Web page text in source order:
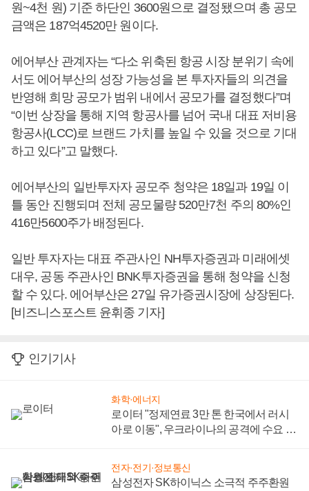
원~4천 원) 기준 하단인 3600원으로 결정됐으며 총 공모
금액은 187억4520만 원이다.
에어부산 관계자는 “다소 위축된 항공 시장 분위기 속에
서도 에어부산의 성장 가능성을 본 투자자들의 의견을
반영해 희망 공모가 범위 내에서 공모가를 결정했다”며
“이번 상장을 통해 지역 항공사를 넘어 국내 대표 저비용
항공사(LCC)로 브랜드 가치를 높일 수 있을 것으로 기대
하고 있다”고 말했다.
에어부산의 일반투자자 공모주 청약은 18일과 19일 이
틀 동안 진행되며 전체 공모물량 520만7천 주의 80%인
416만5600주가 배정된다.
일반 투자자는 대표 주관사인 NH투자증권과 미래에셋
대우, 공동 주관사인 BNK투자증권을 통해 청약을 신청
할 수 있다. 에어부산은 27일 유가증권시장에 상장된다.
[비즈니스포스트 윤휘종 기자]
인기기사
화학·에너지
로이터 "정제연료 3만 톤 한국에서 러시
아로 이동", 우크라이나의 공격에 수요 늘
전자·전기·정보통신
삼성전자 SK하이닉스 소극적 주주환원